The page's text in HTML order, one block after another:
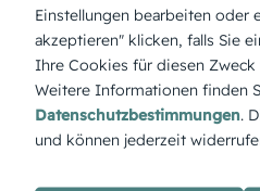
„Regenbogen aus Farben“
Hoffnung aus. Gestalte im
deine persönlichen Bilder und
Einstellungen bearbeiten oder
akzeptieren" klicken, falls Sie
Ihre Cookies für diesen
Weitere Informationen finden
Datenschutzbestimmungen.
und können jederzeit